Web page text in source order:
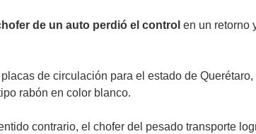
de un auto perdió el control en un retorno
de circulación para el estado de
rabón en color blanco.
contrario, el chofer del pesado transporte